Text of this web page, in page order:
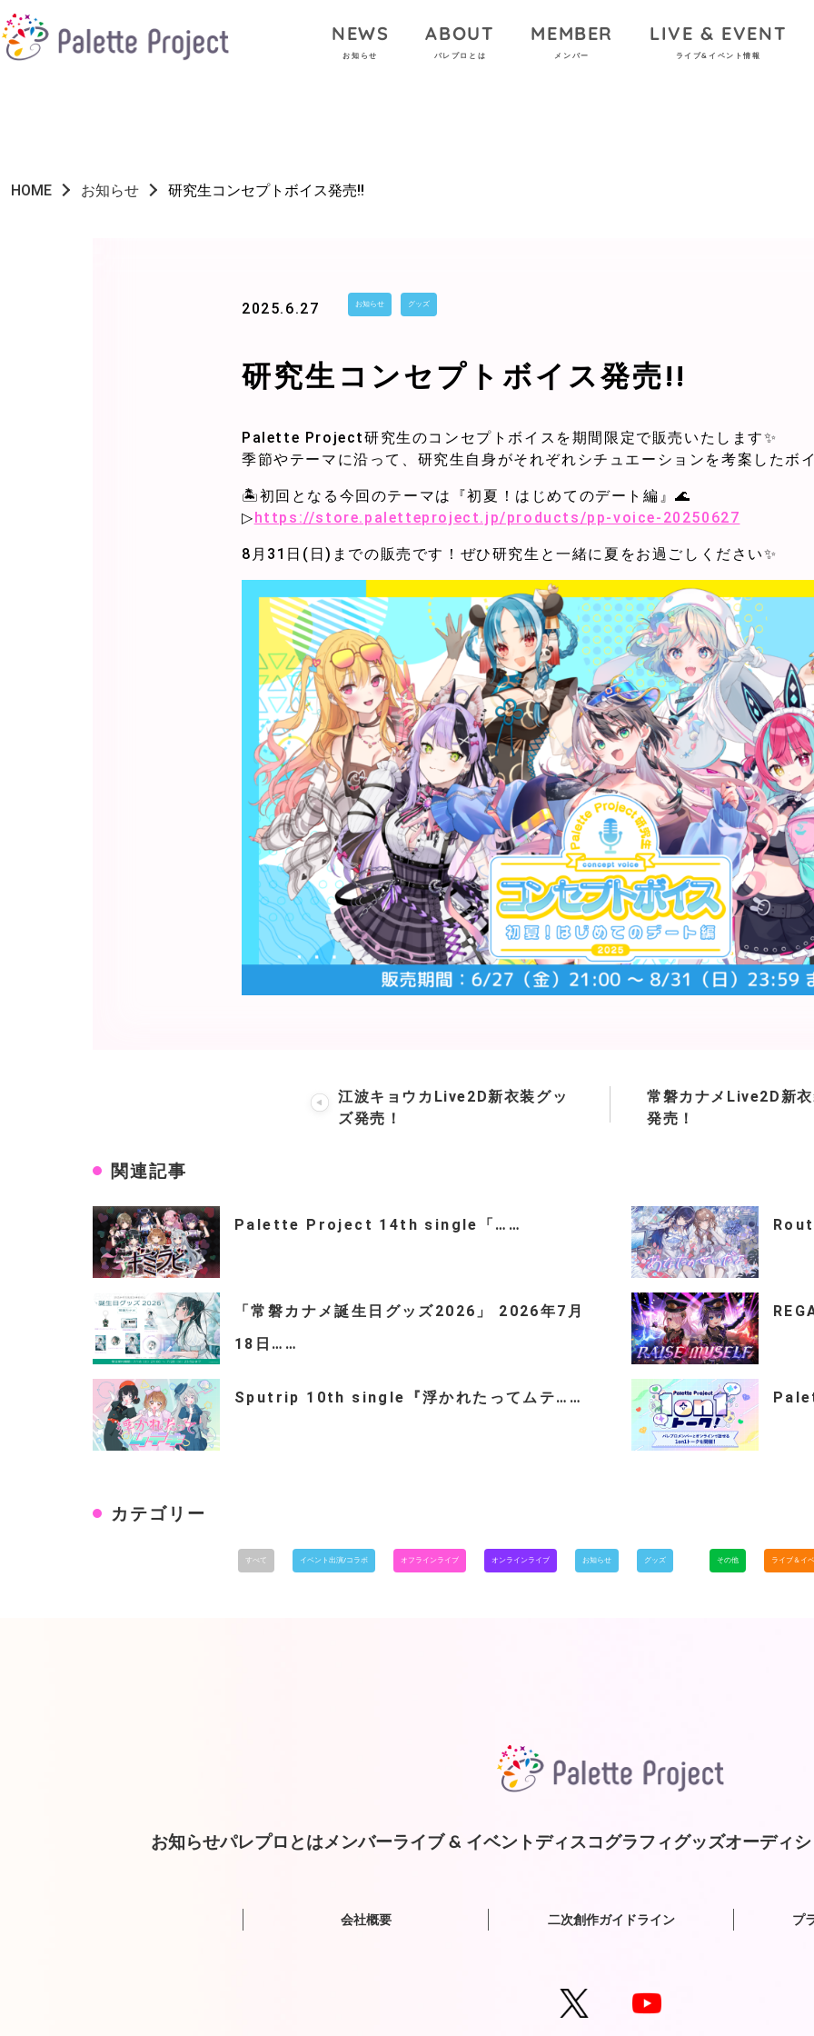
NEWS
お知らせ
ABOUT
パレプロとは
MEMBER
メンバー
LIVE & EVENT
ライブ&イベント情報
HOME お知らせ 研究生コンセプトボイス発売!!
2025.6.27 お知らせ グッズ
研究生コンセプトボイス発売!!
Palette Project研究生のコンセプトボイスを期間限定で販売いたします✨
季節やテーマに沿って、研究生自身がそれぞれシチュエーションを考案したボ
🏝️初回となる今回のテーマは『初夏！はじめてのデート編』🌊
▷https://store.paletteproject.jp/products/pp-voice-20250627
8月31日(日)までの販売です！ぜひ研究生と一緒に夏をお過ごしください✨
江波キョウカLive2D新衣装グッ
ズ発売！
常磐カナメLive2D新
発売！
関連記事
Palette Project 14th single「……
「常磐カナメ誕生日グッズ2026」 2026年7月
18日……
Sputrip 10th single『浮かれたってムテ……
カテゴリー
すべて イベント出演/コラボ オフラインライブ オンラインライブ お知らせ グッズ その他 ライブ＆イ
お知らせパレプロとはメンバーライブ & イベントディスコグラフィグッズオーディ
会社概要 二次創作ガイドライン プ